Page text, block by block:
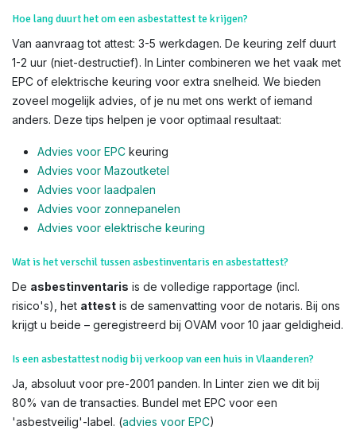
Hoe lang duurt het om een asbestattest te krijgen?
Van aanvraag tot attest: 3-5 werkdagen. De keuring zelf duurt
1-2 uur (niet-destructief). In Linter combineren we het vaak met
EPC of elektrische keuring voor extra snelheid. We bieden
zoveel mogelijk advies, of je nu met ons werkt of iemand
anders. Deze tips helpen je voor optimaal resultaat:
Advies voor EPC keuring
Advies voor Mazoutketel
Advies voor laadpalen
Advies voor zonnepanelen
Advies voor elektrische keuring
Wat is het verschil tussen asbestinventaris en asbestattest?
De asbestinventaris is de volledige rapportage (incl.
risico's), het attest is de samenvatting voor de notaris. Bij ons
krijgt u beide – geregistreerd bij OVAM voor 10 jaar geldigheid.
Is een asbestattest nodig bij verkoop van een huis in Vlaanderen?
Ja, absoluut voor pre-2001 panden. In Linter zien we dit bij
80% van de transacties. Bundel met EPC voor een
'asbestveilig'-label. (advies voor EPC)